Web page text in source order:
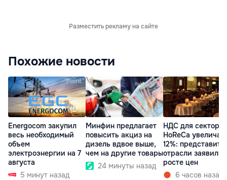
Разместить рекламу на сайте
Похожие новости
Energocom закупил
весь необходимый
объем
электроэнергии на 7
августа
5 минут назад
Минфин предлагает
повысить акциз на
дизель вдвое выше,
чем на другие товары
24 минуты назад
НДС для сектора
HoReCa увеличат
12%:
отрасли заявили
росте цен
6 часов назад